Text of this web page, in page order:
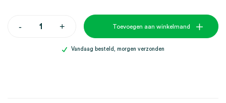
-Neopoint
+ Toevoegen aan winkelmand
Vandaag besteld, morgen verzonden